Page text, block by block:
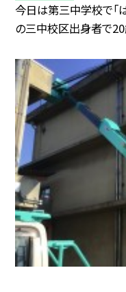
今日は第三中学校で「
の三中校区出身者で